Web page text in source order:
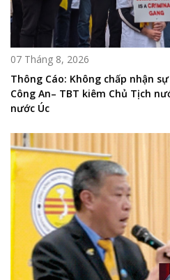
07 Tháng 8, 2026
Thông Cáo: Không chấp nhận
Công An– TBT kiêm Chủ Tịch
nước Úc